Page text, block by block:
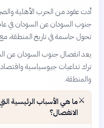
أدت عقود من الحرب الأهلية
تحول حاسمة في تاريخ المنطقة،
ترك تداعيات جيوسياسية
والمنطقة.
⚔️ما هي الأسباب الرئيسية
الانفصال؟